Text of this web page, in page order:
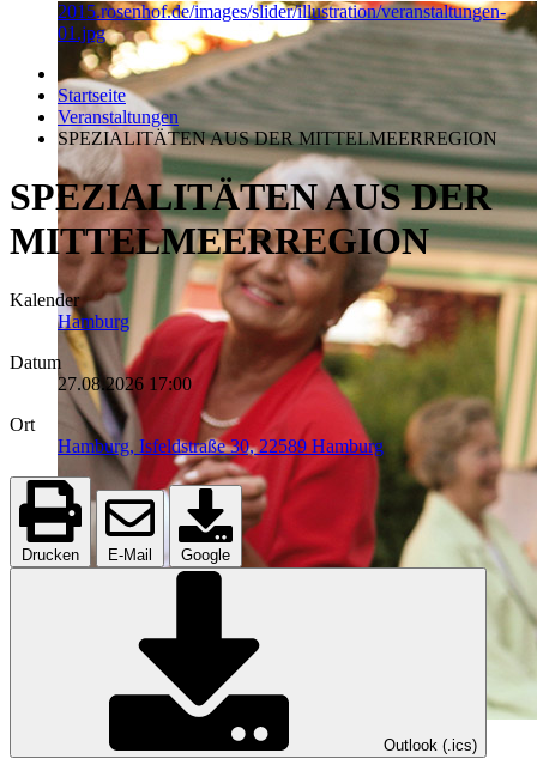
2015.rosenhof.de/images/slider/illustration/veranstaltungen-
01.jpg
Startseite
Veranstaltungen
SPEZIALITÄTEN AUS DER MITTELMEERREGION
SPEZIALITÄTEN AUS DER
MITTELMEERREGION
Kalender
Hamburg
Datum
27.08.2026 17:00
Ort
Hamburg, Isfeldstraße 30, 22589 Hamburg
Drucken E-Mail Google
Outlook (.ics)